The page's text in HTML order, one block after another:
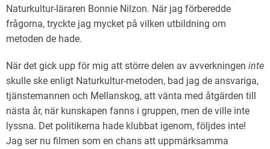
Naturkultur-läraren Bonnie Nilzon. När jag förberedde
frågorna, tryckte jag mycket på vilken utbildning om
metoden de hade.
När det gick upp för mig att större delen av avverkningen inte
skulle ske enligt Naturkultur-metoden, bad jag de ansvariga,
tjänstemannen och Mellanskog, att vänta med åtgärden till
nästa år, när kunskapen fanns i gruppen, men de ville inte
lyssna. Det politikerna hade klubbat igenom, följdes inte!
Jag ser nu filmen som en chans att uppmärksamma